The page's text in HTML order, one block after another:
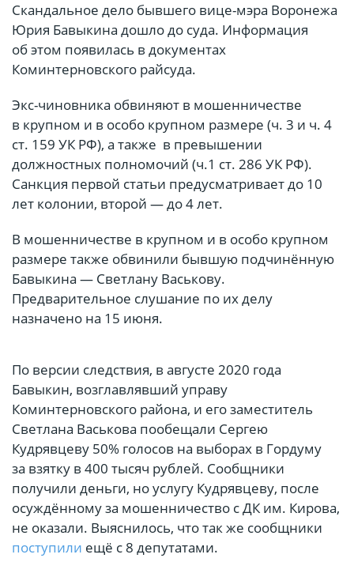
Скандальное дело бывшего вице-мэра Воронежа
Юрия Бавыкина дошло до суда. Информация
об этом появилась в документах
Коминтерновского райсуда.
Экс-чиновника обвиняют в мошенничестве
в крупном и в особо крупном размере (ч. 3 и ч. 4
ст. 159 УК РФ), а также в превышении
должностных полномочий (ч.1 ст. 286 УК РФ).
Санкция первой статьи предусматривает до 10
лет колонии, второй — до 4 лет.
В мошенничестве в крупном и в особо крупном
размере также обвинили бывшую подчинённую
Бавыкина — Светлану Васькову.
Предварительное слушание по их делу
назначено на 15 июня.
По версии следствия, в августе 2020 года
Бавыкин, возглавлявший управу
Коминтерновского района, и его заместитель
Светлана Васькова пообещали Сергею
Кудрявцеву 50% голосов на выборах в Гордуму
за взятку в 400 тысяч рублей. Сообщники
получили деньги, но услугу Кудрявцеву, после
осуждённому за мошенничество с ДК им. Кирова,
не оказали. Выяснилось, что так же сообщники
поступили ещё с 8 депутатами.